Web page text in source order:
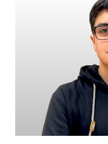
Funcionarios